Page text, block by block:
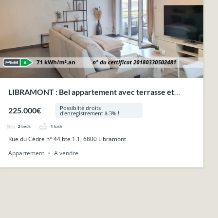
LIBRAMONT : Bel appartement avec terrasse et
225.000€ Possiblité droits
d'enregistrement à 3% !
2 beds 1 bath
Rue du Cèdre n° 44 bte 1.1, 6800 Libramont
Appartement
A vendre